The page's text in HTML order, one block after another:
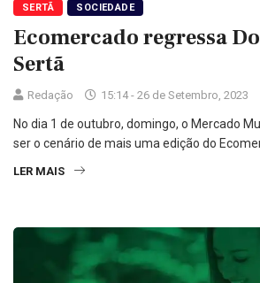
SERTÃ SOCIEDADE
Ecomercado regressa
Sertã
Redação 15:14 - 26 de Setembro, 2023
No dia 1 de outubro, domingo, o Mercado
ser o cenário de mais uma edição do
LER MAIS